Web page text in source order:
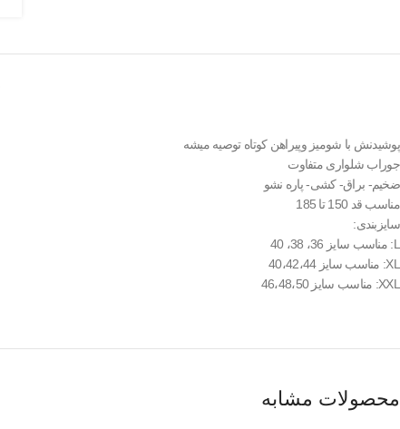
پوشیدنش با شومیز وپیراهن کوتاه توصیه میشه
جوراب شلواری متفاوت
ضخیم- براق- کشی- پاره نشو
مناسب قد 150 تا 185
سایزبندی:
L: مناسب سایز 36، 38، 40
XL: مناسب سایز 40،42،44
XXL: مناسب سایز 46،48،50
محصولات مشابه